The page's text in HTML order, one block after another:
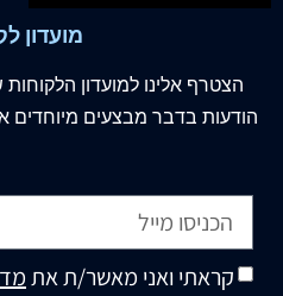
מועדון
הצטרף אלינו למועדון
הודעות בדבר מבצעים מיוחדים
קראתי ואני מאשר/ת את